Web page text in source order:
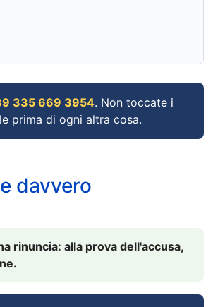
335 669 3954. Non toccate i
prima di ogni altra cosa.
davvero
rinuncia: alla prova dell'accusa,